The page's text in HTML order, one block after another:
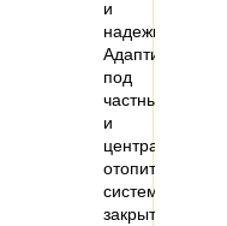
и
надежности.
Адаптирован
под
частные
и
отопительные
системы
закрытого…